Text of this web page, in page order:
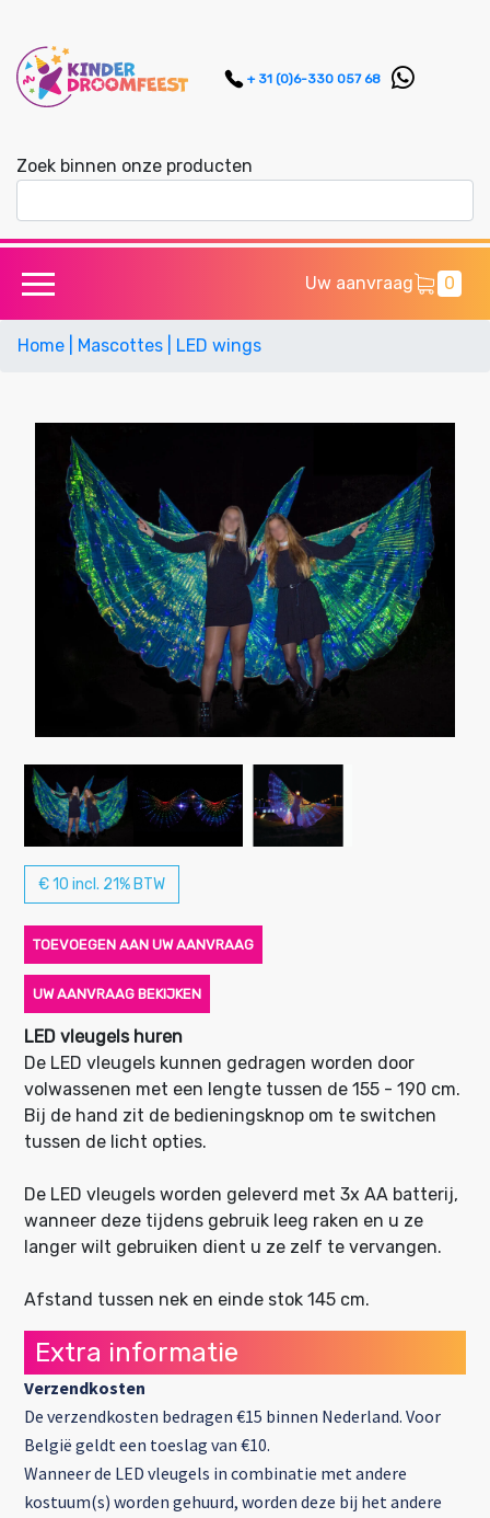
+ 31 (0)6-330 057 68
Zoek binnen onze producten
Uw aanvraag 0
Home | Mascottes | LED wings
€ 10 incl. 21% BTW
TOEVOEGEN AAN UW AANVRAAG
UW AANVRAAG BEKIJKEN
LED vleugels huren
De LED vleugels kunnen gedragen worden door
volwassenen met een lengte tussen de 155 - 190 cm.
Bij de hand zit de bedieningsknop om te switchen
tussen de licht opties.
De LED vleugels worden geleverd met 3x AA batterij,
wanneer deze tijdens gebruik leeg raken en u ze
langer wilt gebruiken dient u ze zelf te vervangen.
Afstand tussen nek en einde stok 145 cm.
Extra informatie
Verzendkosten
De verzendkosten bedragen €15 binnen Nederland. Voor
België geldt een toeslag van €10.
Wanneer de LED vleugels in combinatie met andere
kostuum(s) worden gehuurd, worden deze bij het andere